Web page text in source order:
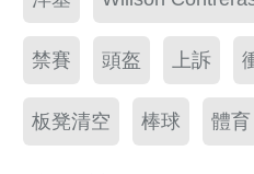
禁賽 頭盔 上訴
板凳清空 棒球 體育